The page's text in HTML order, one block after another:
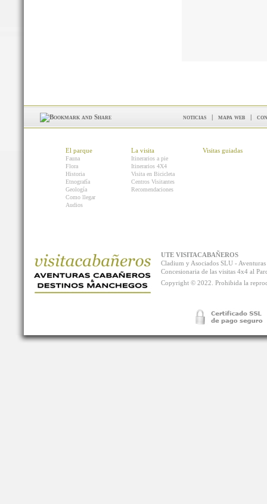
noticias | mapa web |
El parque
Fauna
Flora
Historia
Etnografía
Geología
Como llegar
Audios
La visita
Itinerarios a pie
Itinerarios 4X4
Visita en Bicicleta
Centros Visitantes
Recomendaciones
Visitas guiadas
UTE VISITACABAÑEROS
Cladium y Asociados SLU -
Concesionaria de las visitas 4x4 al
Copyright © 2022. Prohibida la